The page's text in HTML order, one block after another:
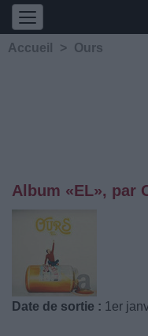
Accueil > Ours
Album «EL», par
Date de sortie : 1er